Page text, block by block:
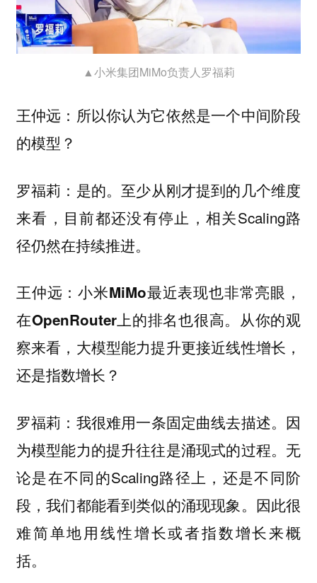
▲小米集团MiMo负责人罗福莉
王仲远：所以你认为它依然是一个中间阶段
的模型？
罗福莉： 是的。至少从刚才提到的几个维度
来看，目前都还没有停止，相关Scaling路
径仍然在持续推进。
王仲远：小米MiMo最近表现也非常亮眼，
在OpenRouter上的排名也很高。从你的观
察来看，大模型能力提升更接近线性增长，
还是指数增长？
罗福莉 ：我很难用一条固定曲线去描述。因
为模型能力的提升往往是涌现式的过程。无
论是在不同的Scaling路径上，还是不同阶
段，我们都能看到类似的涌现现象。因此很
难简单地用线性增长或者指数增长来概
括。